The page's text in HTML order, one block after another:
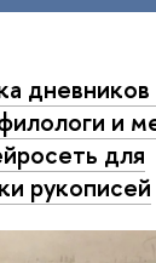
и
для
рукописей